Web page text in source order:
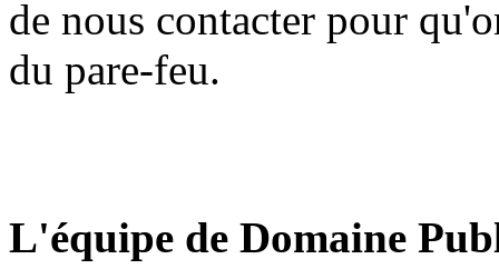
de nous contacter pour
du pare-feu.
L'équipe de Domaine